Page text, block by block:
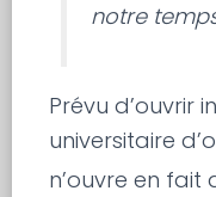
notre
Prévu d’ouvrir
universitaire
n’ouvre en fait